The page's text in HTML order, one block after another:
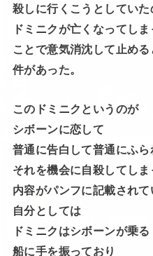
殺しに行くこうとしていた
ドミニクが亡くなってしま
ことで意気消沈して止める
件があった。
このドミニクというのが
シボーンに恋して
普通に告白して普通にふ
それを機会に自殺してしま
内容がパンフに記載され
自分としては
ドミニクはシボーンが乗る
船に手を振っており